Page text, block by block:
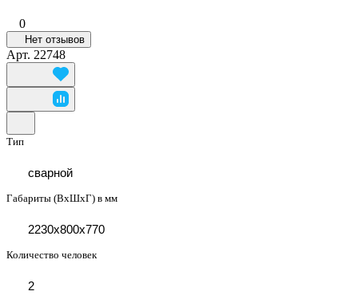
0
Нет отзывов
Арт. 22748
Тип
сварной
Габариты (ВхШхГ) в мм
2230x800x770
Количество человек
2